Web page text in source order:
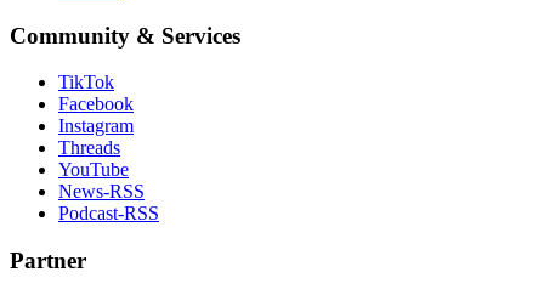
Community & Services
TikTok
Facebook
Instagram
Threads
YouTube
News-RSS
Podcast-RSS
Partner